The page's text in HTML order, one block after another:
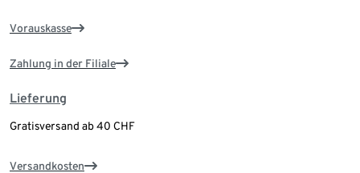
Vorauskasse
Zahlung in der Filiale
Lieferung
Gratisversand ab 40 CHF
Versandkosten